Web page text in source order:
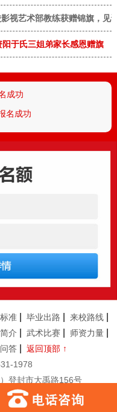
视艺术部教练获赠锦旗，见
于氏三姐弟家长感恩赠旗
男 报名成功
报名成功
报名成功
名成功
名成功
男 报名成功
名成功
女
名成功
男 报名成功
报名成功
报名成功
成功
报名成功
准| 毕业出路 来校路线|
介 武术比赛| 师资力量|
答 |返回顶部 ↑
1978
登封市大禹路156号